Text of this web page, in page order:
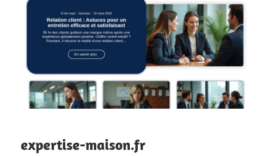
expertise-maison.fr